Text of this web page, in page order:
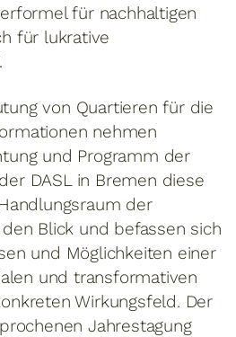
für nachhaltigen
für lukrative
von Quartieren für die
nehmen
und Programm der
DASL in Bremen diese
der
Blick und befassen sich
und Möglichkeiten einer
und transformativen
Wirkungsfeld. Der
Jahrestagung